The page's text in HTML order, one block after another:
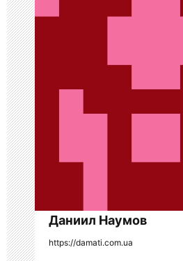
я
п
о
з
а
п
и
с
я
м
Даниил Наумов
https://damati.com.ua